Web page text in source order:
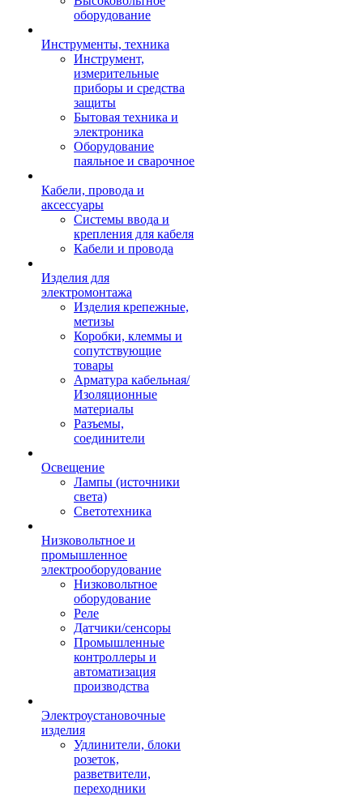
оборудование
Инструменты, техника
Инструмент,
измерительные
приборы и средства
защиты
Бытовая техника и
электроника
Оборудование
паяльное и сварочное
Кабели, провода и
аксессуары
Системы ввода и
крепления для кабеля
Кабели и провода
Изделия для
электромонтажа
Изделия крепежные,
метизы
Коробки, клеммы и
сопутствующие
товары
Арматура кабельная/
Изоляционные
материалы
Разъемы,
соединители
Освещение
Лампы (источники
света)
Светотехника
Низковольтное и
промышленное
электрооборудование
Низковольтное
оборудование
Реле
Датчики/сенсоры
Промышленные
контроллеры и
автоматизация
производства
Электроустановочные
изделия
Удлинители, блоки
розеток,
разветвители,
переходники